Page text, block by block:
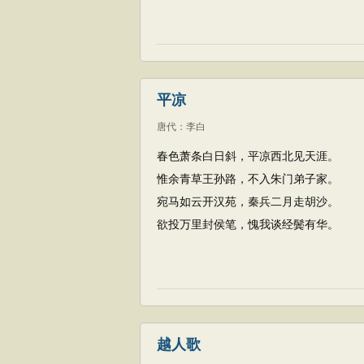
平凉
唐代 ： 李白
春色萧条白日斜，平凉西北见天涯。
惟余青草王孙路，不入朱门弟子家。
宛马如云开汉苑，秦兵二月走胡沙。
欲投万里封侯笔，愧我谈经鬓有华。
越人歌